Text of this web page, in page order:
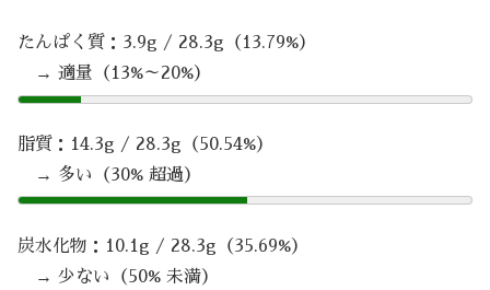
たんぱく質：3.9g / 28.3g（13.79%）
→ 適量（13%～20%）
脂質：14.3g / 28.3g（50.54%）
→ 多い（30% 超過）
炭水化物：10.1g / 28.3g（35.69%）
→ 少ない（50% 未満）